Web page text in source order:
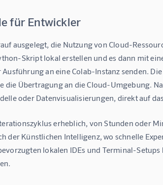
für Entwickler
ausgelegt, die Nutzung von Cloud-
Skript lokal erstellen und es dann mit
an eine Colab-Instanz senden.
die Übertragung an die Cloud-Umgebung.
oder Datenvisualisierungen, direkt auf
erheblich, von Stunden oder
der Künstlichen Intelligenz, wo schnelle
lokalen IDEs und Terminal-